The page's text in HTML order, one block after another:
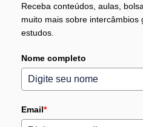
Receba conteúdos, aulas,
muito mais sobre intercâmbios
estudos.
Nome completo
Email*